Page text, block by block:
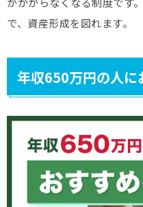
で、資産形成を図れます。
年収650万円の人に